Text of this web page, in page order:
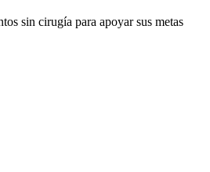
sin cirugía para apoyar sus metas